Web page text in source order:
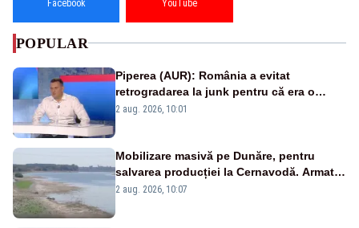
Facebook YouTube
POPULAR
Piperea (AUR): România a evitat
retrogradarea la junk pentru că era o
catastrofă pentru bănci și fondurile de
2 aug. 2026, 10:01
Mobilizare masivă pe Dunăre, pentru
salvarea producției la Cernavodă. Armata
va detona o stâncă și va devia apa
2 aug. 2026, 10:07